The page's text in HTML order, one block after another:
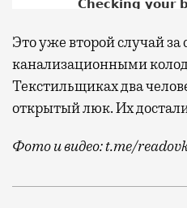
Это уже второй случай за
канализационными
Текстильщиках два
открытый люк. Их
Фото и видео: t.me/
Спасателям удалось